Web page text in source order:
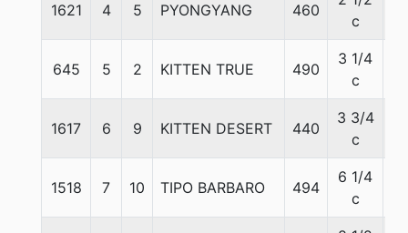
1621 4 5 PYONGYANG 460
c
645 5 2 KITTEN TRUE 490
3 1/4
c
1617 6 9 KITTEN DESERT 440
3 3/4
c
1518 7 10 TIPO BARBARO 494
6 1/4
c